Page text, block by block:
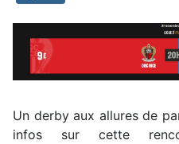
Un derby aux allures de
infos sur cette